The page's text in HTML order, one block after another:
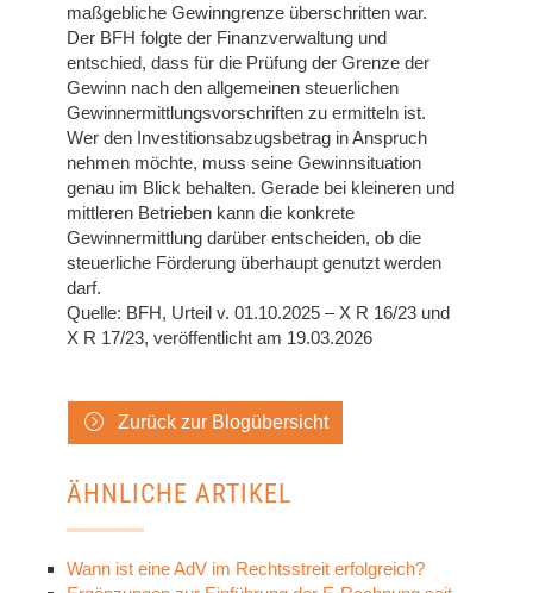
maßgebliche Gewinngrenze überschritten war.
Der BFH folgte der Finanzverwaltung und
entschied, dass für die Prüfung der Grenze der
Gewinn nach den allgemeinen steuerlichen
Gewinnermittlungsvorschriften zu ermitteln ist.
Wer den Investitionsabzugsbetrag in Anspruch
nehmen möchte, muss seine Gewinnsituation
genau im Blick behalten. Gerade bei kleineren und
mittleren Betrieben kann die konkrete
Gewinnermittlung darüber entscheiden, ob die
steuerliche Förderung überhaupt genutzt werden
darf.
Quelle: BFH, Urteil v. 01.10.2025 – X R 16/23 und
X R 17/23, veröffentlicht am 19.03.2026
Zurück zur Blogübersicht
ÄHNLICHE ARTIKEL
Wann ist eine AdV im Rechtsstreit erfolgreich?